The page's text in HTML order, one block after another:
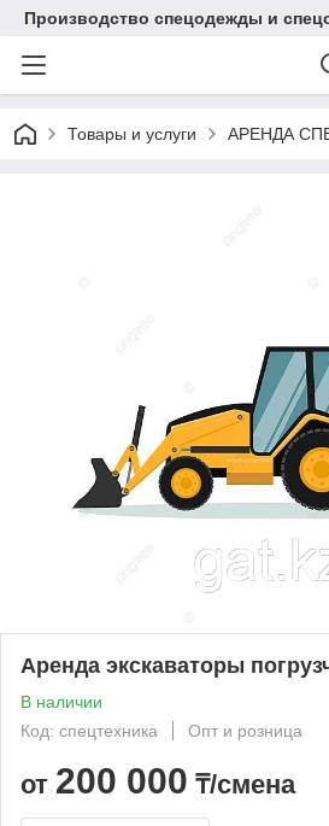
Производство спецодежды и
Товары и услуги АРЕНДА
Аренда экскаваторы
В наличии
Код: спецтехника
Опт и розница
от 200 000 ₸/смена